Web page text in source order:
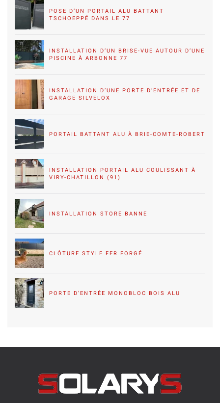
POSE D’UN PORTAIL ALU BATTANT
TSCHOEPPÉ DANS LE 77
INSTALLATION D’UN BRISE-VUE AUTOUR D’UNE
PISCINE À ARBONNE 77
INSTALLATION D’UNE PORTE D’ENTRÉE ET DE
GARAGE SILVELOX
PORTAIL BATTANT ALU À BRIE-COMTE-ROBERT
INSTALLATION PORTAIL ALU COULISSANT À
VIRY-CHATILLON (91)
INSTALLATION STORE BANNE
CLÔTURE STYLE FER FORGÉ
PORTE D’ENTRÉE MONOBLOC BOIS ALU